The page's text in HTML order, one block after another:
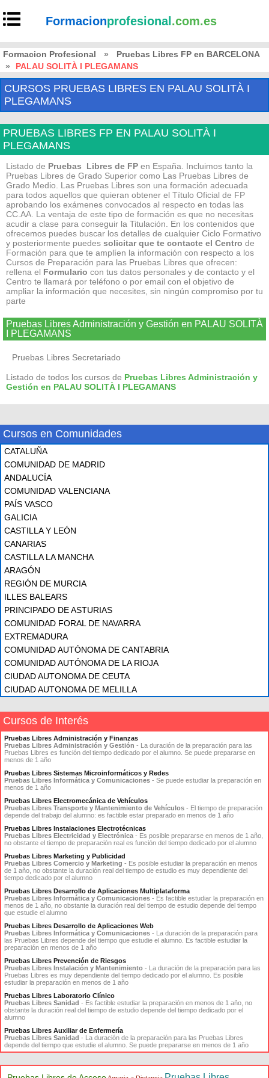
Formacionprofesional .com.es
Formacion Profesional »
Pruebas Libres FP en BARCELONA
»
PALAU SOLITÀ I PLEGAMANS
CURSOS PRUEBAS LIBRES EN PALAU SOLITÀ I
PLEGAMANS
PRUEBAS LIBRES FP EN PALAU SOLITÀ I
PLEGAMANS
Listado de Pruebas Libres de FP en España. Incluimos tanto la
Pruebas Libres de Grado Superior como Las Pruebas Libres de
Grado Medio. Las Pruebas Libres son una formación adecuada
para todos aquellos que quieran obtener el Título Oficial de FP
aprobando los exámenes convocados al respecto en todas las
CC.AA. La ventaja de este tipo de formación es que no necesitas
acudir a clase para conseguir la Titulación. En los contenidos que
ofrecemos puedes buscar los detalles de cualquier Ciclo Formativo
y posteriormente puedes solicitar que te contacte el Centro de
Formación para que te amplíen la información con respecto a los
Cursos de Preparación para las Pruebas Libres que ofrecen:
rellena el Formulario con tus datos personales y de contacto y el
Centro te llamará por teléfono o por email con el objetivo de
ampliar la información que necesites, sin ningún compromiso por tu
parte
Pruebas Libres Administración y Gestión en PALAU SOLITÀ
I PLEGAMANS
Pruebas Libres Secretariado
Listado de todos los cursos de Pruebas Libres Administración y
Gestión en PALAU SOLITÀ I PLEGAMANS
Cursos en Comunidades
CATALUÑA
COMUNIDAD DE MADRID
ANDALUCÍA
COMUNIDAD VALENCIANA
PAÍS VASCO
GALICIA
CASTILLA Y LEÓN
CANARIAS
CASTILLA LA MANCHA
ARAGÓN
REGIÓN DE MURCIA
ILLES BALEARS
PRINCIPADO DE ASTURIAS
COMUNIDAD FORAL DE NAVARRA
EXTREMADURA
COMUNIDAD AUTÓNOMA DE CANTABRIA
COMUNIDAD AUTÓNOMA DE LA RIOJA
CIUDAD AUTONOMA DE CEUTA
CIUDAD AUTONOMA DE MELILLA
Cursos de Interés
Pruebas Libres Administración y Finanzas
Pruebas Libres Administración y Gestión - La duración de la preparación para las
Pruebas Libres es función del tiempo dedicado por el alumno. Se puede prepararse en
menos de 1 año
Pruebas Libres Sistemas Microinformáticos y Redes
Pruebas Libres Informática y Comunicaciones - Se puede estudiar la preparación en
menos de 1 año
Pruebas Libres Electromecánica de Vehículos
Pruebas Libres Transporte y Mantenimiento de Vehículos - El tiempo de preparación
depende del trabajo del alumno: es factible estar preparado en menos de 1 año
Pruebas Libres Instalaciones Electrotécnicas
Pruebas Libres Electricidad y Electrónica - Es posible prepararse en menos de 1 año,
no obstante el tiempo de preparación real es función del tiempo dedicado por el alumno
Pruebas Libres Marketing y Publicidad
Pruebas Libres Comercio y Marketing - Es posible estudiar la preparación en menos
de 1 año, no obstante la duración real del tiempo de estudio es muy dependiente del
tiempo dedicado por el alumno
Pruebas Libres Desarrollo de Aplicaciones Multiplataforma
Pruebas Libres Informática y Comunicaciones - Es factible estudiar la preparación en
menos de 1 año, no obstante la duración real del tiempo de estudio depende del tiempo
que estudie el alumno
Pruebas Libres Desarrollo de Aplicaciones Web
Pruebas Libres Informática y Comunicaciones - La duración de la preparación para
las Pruebas Libres depende del tiempo que estudie el alumno. Es factible estudiar la
preparación en menos de 1 año
Pruebas Libres Prevención de Riesgos
Pruebas Libres Instalación y Mantenimiento - La duración de la preparación para las
Pruebas Libres es muy dependiente del tiempo dedicado por el alumno. Es posible
estudiar la preparación en menos de 1 año
Pruebas Libres Laboratorio Clínico
Pruebas Libres Sanidad - Es factible estudiar la preparación en menos de 1 año, no
obstante la duración real del tiempo de estudio depende del tiempo dedicado por el
alumno
Pruebas Libres Auxiliar de Enfermería
Pruebas Libres Sanidad - La duración de la preparación para las Pruebas Libres
depende del tiempo que estudie el alumno. Se puede prepararse en menos de 1 año